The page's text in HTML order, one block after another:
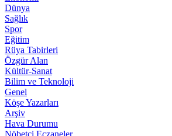
Dünya
Sağlık
Spor
Eğitim
Rüya Tabirleri
Özgür Alan
Kültür-Sanat
Bilim ve Teknoloji
Genel
Köşe Yazarları
Arşiv
Hava Durumu
Nöbetci Eczaneler